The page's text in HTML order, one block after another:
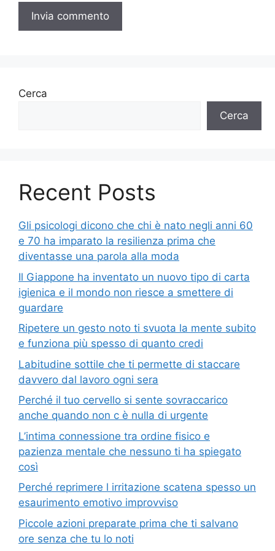
Cerca
Cerca
Recent Posts
Gli psicologi dicono che chi è nato negli anni 60
e 70 ha imparato la resilienza prima che
diventasse una parola alla moda
Il Giappone ha inventato un nuovo tipo di carta
igienica e il mondo non riesce a smettere di
guardare
Ripetere un gesto noto ti svuota la mente subito
e funziona più spesso di quanto credi
Labitudine sottile che ti permette di staccare
davvero dal lavoro ogni sera
Perché il tuo cervello si sente sovraccarico
anche quando non c è nulla di urgente
L’intima connessione tra ordine fisico e
pazienza mentale che nessuno ti ha spiegato
così
Perché reprimere l irritazione scatena spesso un
esaurimento emotivo improvviso
Piccole azioni preparate prima che ti salvano
ore senza che tu lo noti